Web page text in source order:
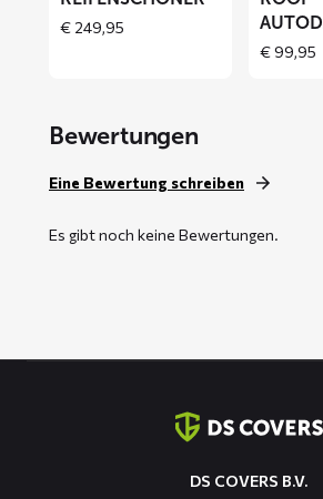
€249,95
€99,95
Bewertungen
Eine Bewertung schreiben
Es gibt noch keine Bewertungen.
DS COVERS B.V.